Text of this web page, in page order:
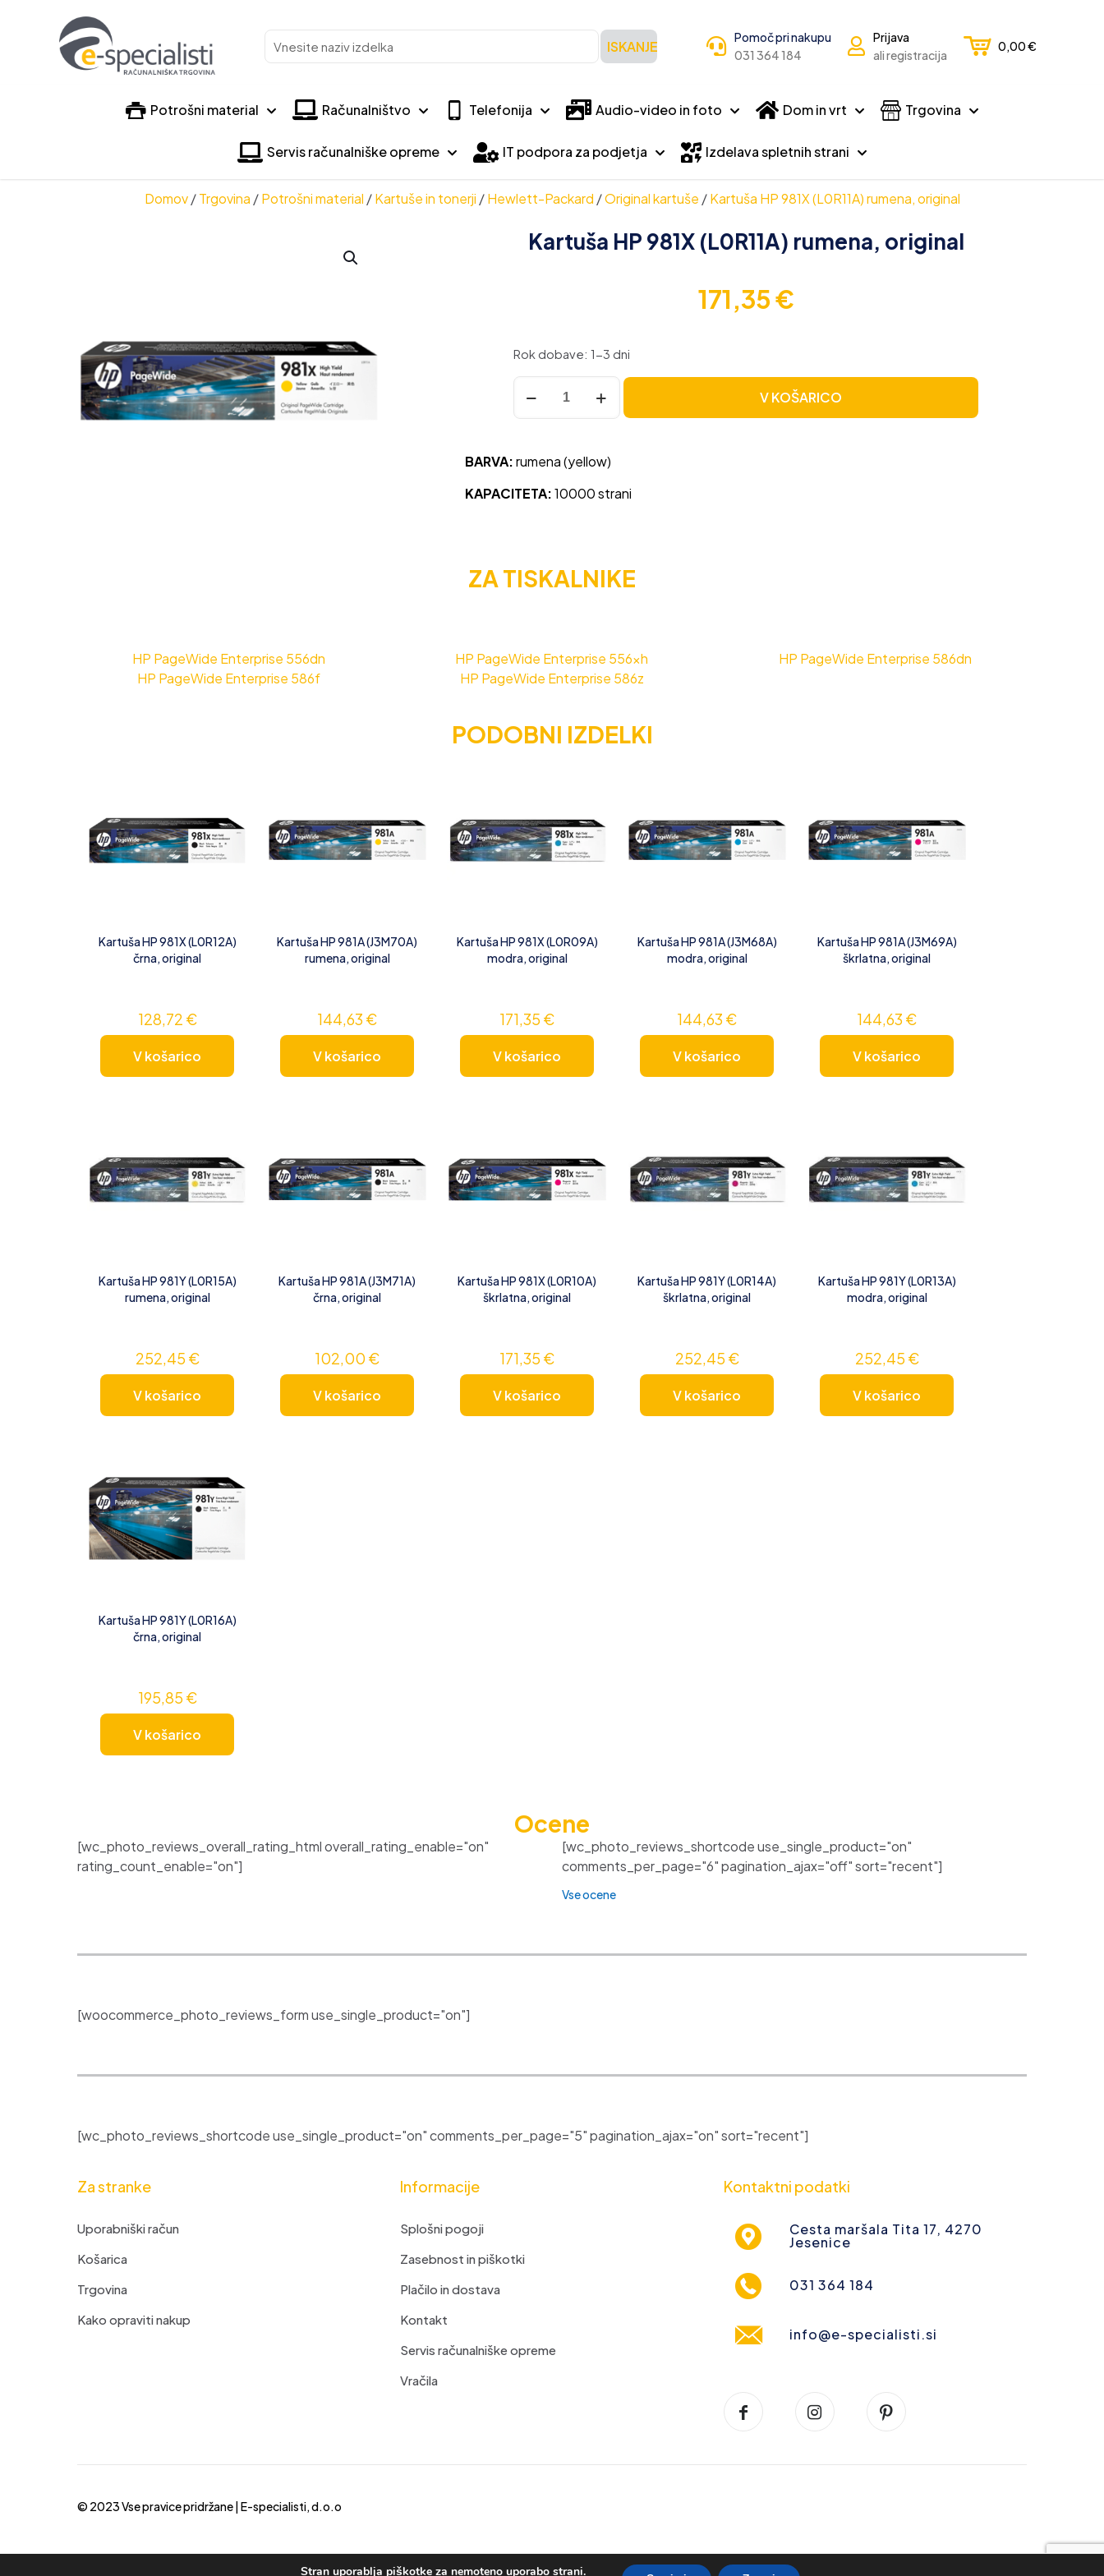
Vnesite
naziv
ISKANJE
Pomoč pri nakupu
031 364 184
Prijava
ali registracija
0,00€
Potrošni material Računalništvo Telefonija Audio-video in foto Dom in vrt Trgovina
Servis računalniške opreme IT podpora za podjetja Izdelava spletnih strani
Domov / Trgovina / Potrošni material / Kartuše in tonerji / Hewlett-Packard /Original kartuše / Kartuša HP 981X (L0R11A) rumena, original
Kartuša HP 981X (L0R11A) rumena, original
171,35€
Rok dobave: 1-3 dni
Kartuša
HP
981X
rumena,
količina
V KOŠARICO
BARVA:rumena (yellow)
KAPACITETA:10000 strani
ZA TISKALNIKE
HP PageWide Enterprise 556dn HP PageWide Enterprise 556xh
HP PageWide Enterprise 586dn
HP PageWide Enterprise 586f
HP PageWide Enterprise 586z
PODOBNI IZDELKI
Kartuša HP 981X (L0R12A)
črna, original
128,72 €
V košarico
Kartuša HP 981A (J3M70A)
rumena, original
144,63 €
V košarico
Kartuša HP 981X (L0R09A)
modra, original
171,35 €
V košarico
Kartuša HP 981A (J3M68A)
modra, original
144,63 €
V košarico
Kartuša HP 981A (J3M69A)
škrlatna, original
144,63 €
V košarico
Kartuša HP 981Y (L0R15A)
rumena, original
252,45 €
V košarico
Kartuša HP 981A (J3M71A)
črna, original
102,00 €
V košarico
Kartuša HP 981X (L0R10A)
škrlatna, original
171,35 €
V košarico
Kartuša HP 981Y (L0R14A)
škrlatna, original
252,45 €
V košarico
Kartuša HP 981Y (L0R13A)
modra, original
252,45 €
V košarico
Kartuša HP 981Y (L0R16A)
črna, original
195,85 €
V košarico
Ocene
[wc_photo_reviews_overall_rating_html overall_rating_enable="on"
rating_count_enable="on"]
[wc_photo_reviews_shortcode use_single_product="on"
comments_per_page="6" pagination_ajax="off" sort="recent"]
Vse ocene
[woocommerce_photo_reviews_form use_single_product="on"]
[wc_photo_reviews_shortcode use_single_product="on" comments_per_page="5" pagination_ajax="on" sort="recent"]
Za stranke
Uporabniški račun
Košarica
Trgovina
Kako opraviti nakup
Informacije
Splošni pogoji
Zasebnost in piškotki
Plačilo in dostava
Kontakt
Servis računalniške opreme
Vračila
Kontaktni podatki
Cesta maršala Tita 17, 4270
Jesenice
031 364 184
info@e-specialisti.si
© 2023 Vse pravice pridržane |E-specialisti, d.o.o
Stran uporablja piškotke za nemoteno uporabo strani.